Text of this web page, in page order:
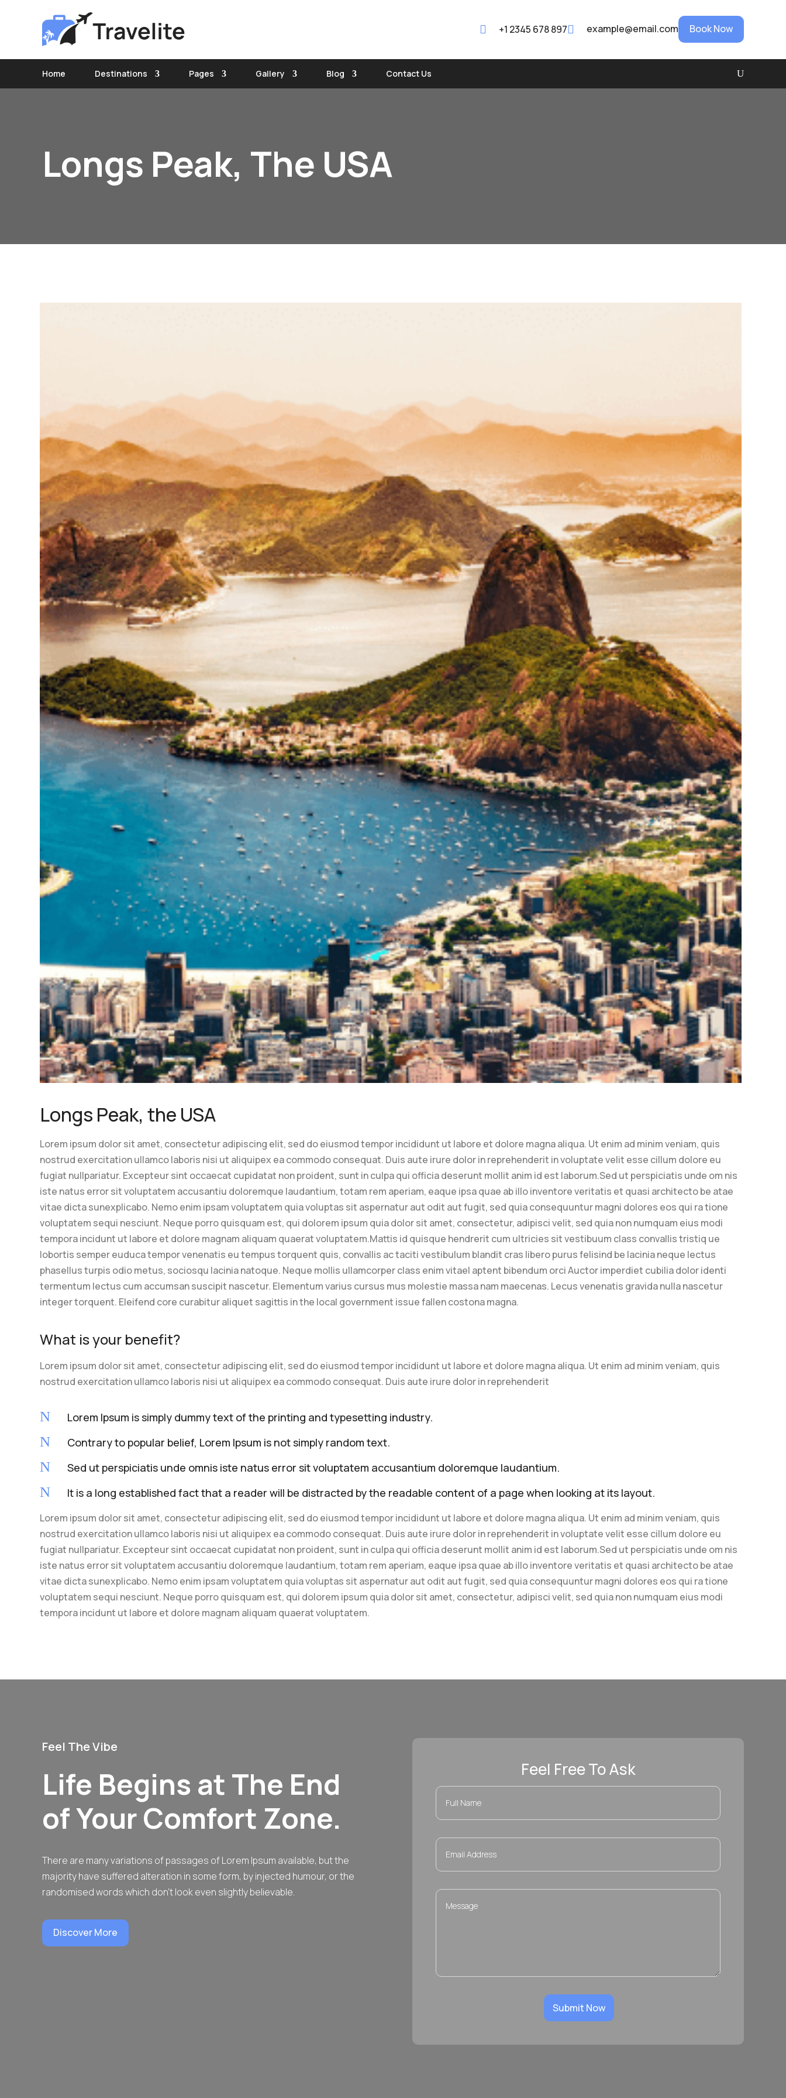
 +1 2345 678 897 example@email.com Book Now
Home Destinations Pages Gallery Blog Contact Us
Longs Peak, The USA
Longs Peak, the USA
Lorem ipsum dolor sit amet, consectetur adipiscing elit, sed do eiusmod tempor incididunt ut labore et dolore magna aliqua. Ut enim ad minim veniam, quis
nostrud exercitation ullamco laboris nisi ut aliquipex ea commodo consequat. Duis aute irure dolor in reprehenderit in voluptate velit esse cillum dolore eu
fugiat nullpariatur. Excepteur sint occaecat cupidatat non proident, sunt in culpa qui officia deserunt mollit anim id est laborum.Sed ut perspiciatis unde om nis
iste natus error sit voluptatem accusantiu doloremque laudantium, totam rem aperiam, eaque ipsa quae ab illo inventore veritatis et quasi architecto be atae
vitae dicta sunexplicabo. Nemo enim ipsam voluptatem quia voluptas sit aspernatur aut odit aut fugit, sed quia consequuntur magni dolores eos qui ra tione
voluptatem sequi nesciunt. Neque porro quisquam est, qui dolorem ipsum quia dolor sit amet, consectetur, adipisci velit, sed quia non numquam eius modi
tempora incidunt ut labore et dolore magnam aliquam quaerat voluptatem.Mattis id quisque hendrerit cum ultricies sit vestibuum class convallis tristiq ue
lobortis semper euduca tempor venenatis eu tempus torquent quis, convallis ac taciti vestibulum blandit cras libero purus felisind be lacinia neque lectus
phasellus turpis odio metus, sociosqu lacinia natoque. Neque mollis ullamcorper class enim vitael aptent bibendum orci Auctor imperdiet cubilia dolor identi
termentum lectus cum accumsan suscipit nascetur. Elementum varius cursus mus molestie massa nam maecenas. Lecus venenatis gravida nulla nascetur
integer torquent. Eleifend core curabitur aliquet sagittis in the local government issue fallen costona magna.
What is your benefit?
Lorem ipsum dolor sit amet, consectetur adipiscing elit, sed do eiusmod tempor incididunt ut labore et dolore magna aliqua. Ut enim ad minim veniam, quis
nostrud exercitation ullamco laboris nisi ut aliquipex ea commodo consequat. Duis aute irure dolor in reprehenderit
N Lorem Ipsum is simply dummy text of the printing and typesetting industry.
N Contrary to popular belief, Lorem Ipsum is not simply random text.
N Sed ut perspiciatis unde omnis iste natus error sit voluptatem accusantium doloremque laudantium.
N It is a long established fact that a reader will be distracted by the readable content of a page when looking at its layout.
Lorem ipsum dolor sit amet, consectetur adipiscing elit, sed do eiusmod tempor incididunt ut labore et dolore magna aliqua. Ut enim ad minim veniam, quis
nostrud exercitation ullamco laboris nisi ut aliquipex ea commodo consequat. Duis aute irure dolor in reprehenderit in voluptate velit esse cillum dolore eu
fugiat nullpariatur. Excepteur sint occaecat cupidatat non proident, sunt in culpa qui officia deserunt mollit anim id est laborum.Sed ut perspiciatis unde om nis
iste natus error sit voluptatem accusantiu doloremque laudantium, totam rem aperiam, eaque ipsa quae ab illo inventore veritatis et quasi architecto be atae
vitae dicta sunexplicabo. Nemo enim ipsam voluptatem quia voluptas sit aspernatur aut odit aut fugit, sed quia consequuntur magni dolores eos qui ra tione
voluptatem sequi nesciunt. Neque porro quisquam est, qui dolorem ipsum quia dolor sit amet, consectetur, adipisci velit, sed quia non numquam eius modi
tempora incidunt ut labore et dolore magnam aliquam quaerat voluptatem.
Feel The Vibe
Life Begins at The End
of Your Comfort Zone.
There are many variations of passages of Lorem Ipsum available, but the
majority have suffered alteration in some form, by injected humour, or the
randomised words which don’t look even slightly believable.
Discover More
Feel Free To Ask
Submit Now